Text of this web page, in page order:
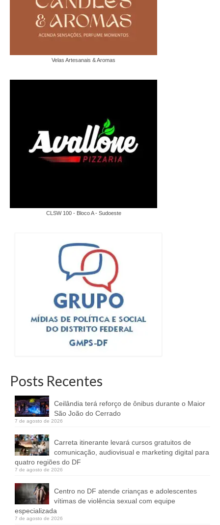
Velas Artesanais & Aromas
CLSW 100 - Bloco A - Sudoeste
Posts Recentes
Ceilândia terá reforço de ônibus durante o Maior
São João do Cerrado
7 de agosto de 2026
Carreta itinerante levará cursos gratuitos de
comunicação, audiovisual e marketing digital para
quatro regiões do DF
7 de agosto de 2026
Centro no DF atende crianças e adolescentes
vítimas de violência sexual com equipe
especializada
7 de agosto de 2026